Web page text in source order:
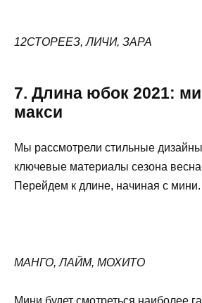
12СТОРЕЕЗ, ЛИЧИ, ЗАРА
7. Длина юбок 2021:
макси
Мы рассмотрели стильные
ключевые материалы сезона
Перейдем к длине, начиная с мини.
МАНГО, ЛАЙМ, МОХИТО
Мини будет смотреться наиболее